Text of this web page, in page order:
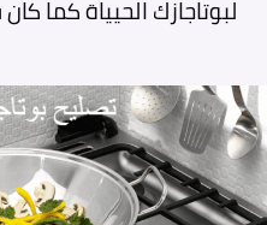
لبوتاجازك الحيياة كما